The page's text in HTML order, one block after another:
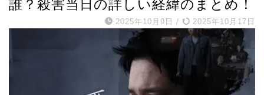
誰？殺害当日の詳しい経緯のまとめ！
2025年10月9日 / 2025年10月17日